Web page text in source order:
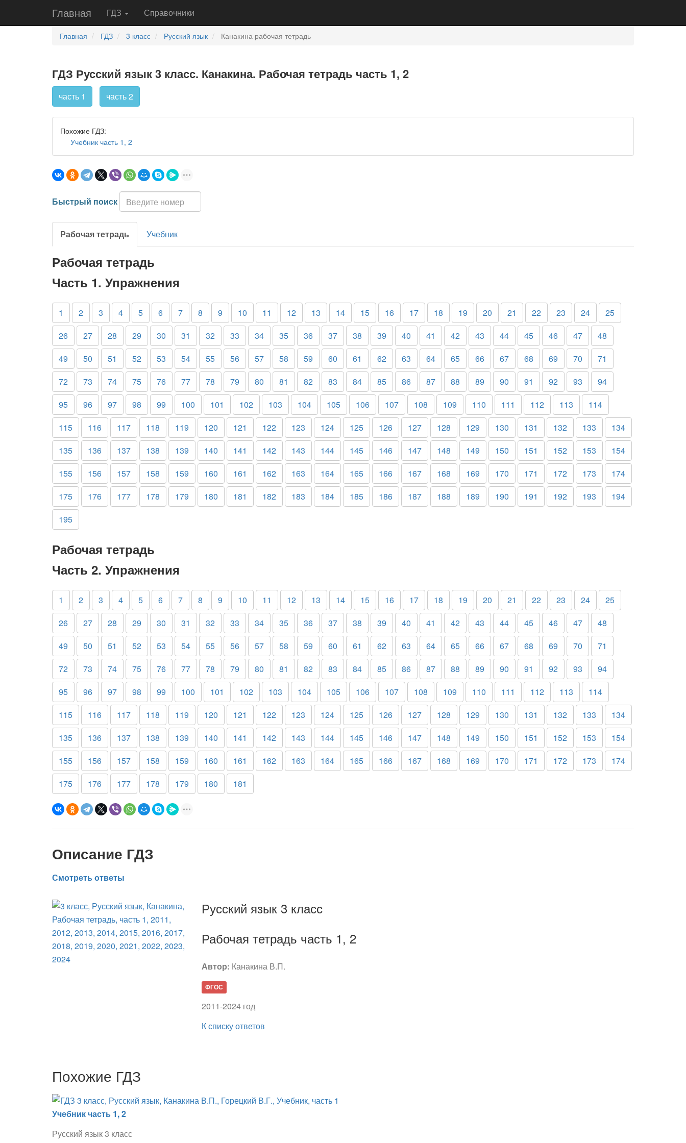
Главная ГДЗ Справочники
Главная ГДЗ 3 класс Русский язык Канакина рабочая тетрадь
ГДЗ Русский язык 3 класс. Канакина. Рабочая тетрадь часть 1, 2
часть 1 часть 2
Похожие ГДЗ:
Учебник часть 1, 2
Быстрый поиск
Рабочая тетрадь Учебник
Рабочая тетрадь
Часть 1. Упражнения
1 2 3 4 5 6 7 8 9 10 11 12 13 14 15 16 17 18 19 20 21 22 23 24
25
26
27 28 29 30 31 32 33 34 35 36 37 38 39 40 41 42 43 44 45 46 47
48
49
50 51 52 53 54 55 56 57 58 59 60 61 62 63 64 65 66 67 68 69 70
71
72
73 74 75 76 77 78 79 80 81 82 83 84 85 86 87 88 89 90 91 92 93
94
95
96 97 98 99 100 101 102 103 104 105 106 107 108 109 110 111 112 113
114
115
116 117 118 119 120 121 122 123 124 125 126 127 128 129 130 131 132 133
134
135
136 137 138 139 140 141 142 143 144 145 146 147 148 149 150 151 152 153
154
155
156 157 158 159 160 161 162 163 164 165 166 167 168 169 170 171 172 173
174
175
176 177 178 179 180 181 182 183 184 185 186 187 188 189 190 191 192 193
194
195
Рабочая тетрадь
Часть 2. Упражнения
1 2 3 4 5 6 7 8 9 10 11 12 13 14 15 16 17 18 19 20 21 22 23 24
25
26
27 28 29 30 31 32 33 34 35 36 37 38 39 40 41 42 43 44 45 46 47
48
49
50 51 52 53 54 55 56 57 58 59 60 61 62 63 64 65 66 67 68 69 70
71
72
73 74 75 76 77 78 79 80 81 82 83 84 85 86 87 88 89 90 91 92 93
94
95
96 97 98 99 100 101 102 103 104 105 106 107 108 109 110 111 112 113
114
115
116 117 118 119 120 121 122 123 124 125 126 127 128 129 130 131 132 133
134
135
136 137 138 139 140 141 142 143 144 145 146 147 148 149 150 151 152 153
154
155
156 157 158 159 160 161 162 163 164 165 166 167 168 169 170 171 172 173
174
175
176 177 178 179 180 181
Описание ГДЗ
Смотреть ответы
Русский язык 3 класс
Рабочая тетрадь часть 1, 2
Автор: Канакина В.П.
ФГОС
2011-2024 год
К списку ответов
Похожие ГДЗ
Учебник часть 1, 2
Русский язык 3 класс